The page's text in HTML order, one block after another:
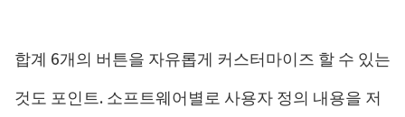
합계 6개의 버튼을 자유롭게 커스터마이즈 할 수 있는
것도 포인트. 소프트웨어별로 사용자 정의 내용을 저